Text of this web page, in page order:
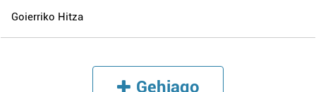
Goierriko Hitza
Gehiago